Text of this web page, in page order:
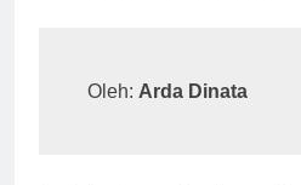
Oleh: Arda Dinata